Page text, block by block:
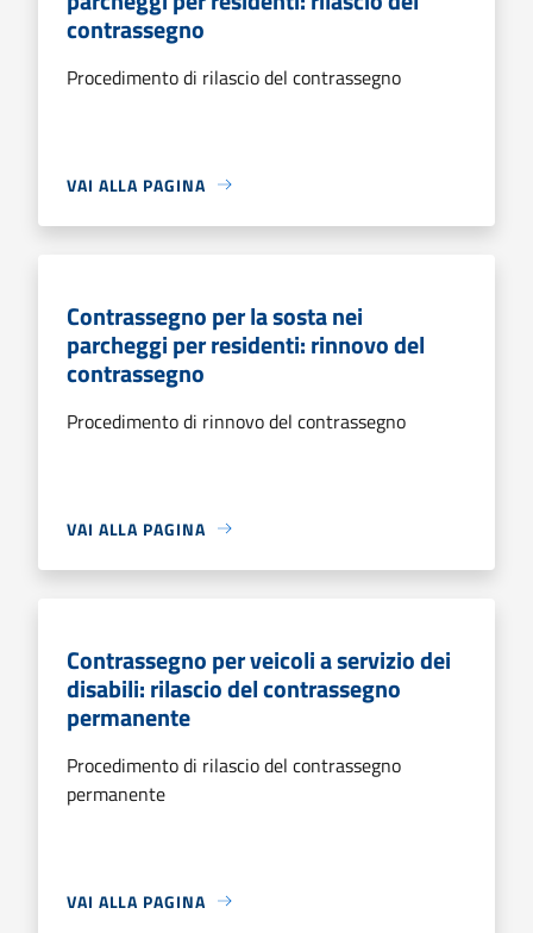
contrassegno
Procedimento di rilascio del contrassegno
VAI ALLA PAGINA
Contrassegno per la sosta nei
parcheggi per residenti: rinnovo del
contrassegno
Procedimento di rinnovo del contrassegno
VAI ALLA PAGINA
Contrassegno per veicoli a servizio dei
disabili: rilascio del contrassegno
permanente
Procedimento di rilascio del contrassegno
permanente
VAI ALLA PAGINA